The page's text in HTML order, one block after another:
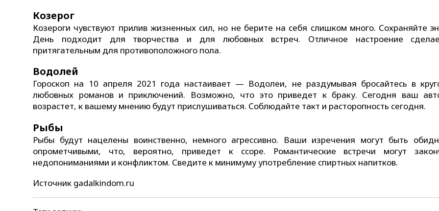
Козерог
Козероги чувствуют прилив жизненных сил, но не берите на себя слишком много. Сохраняйте
День подходит для творчества и для любовных встреч. Отличное настроение
притягательным для противоположного пола.
Водолей
Гороскоп на 10 апреля 2021 года настаивает — Водолеи, не раздумывая бросайтесь в
любовных романов и приключений. Возможно, что это приведет к браку. Сегодня ваш
возрастет, к вашему мнению будут прислушиваться. Соблюдайте такт и расторопность сегодня.
Рыбы
Рыбы будут нацелены воинственно, немного агрессивно. Ваши изречения могут быть
опрометчивыми, что, вероятно, приведет к ссоре. Романтические встречи могут
недопониманиями и конфликтом. Сведите к минимуму употребление спиртных напитков.
Источник gadalkindom.ru